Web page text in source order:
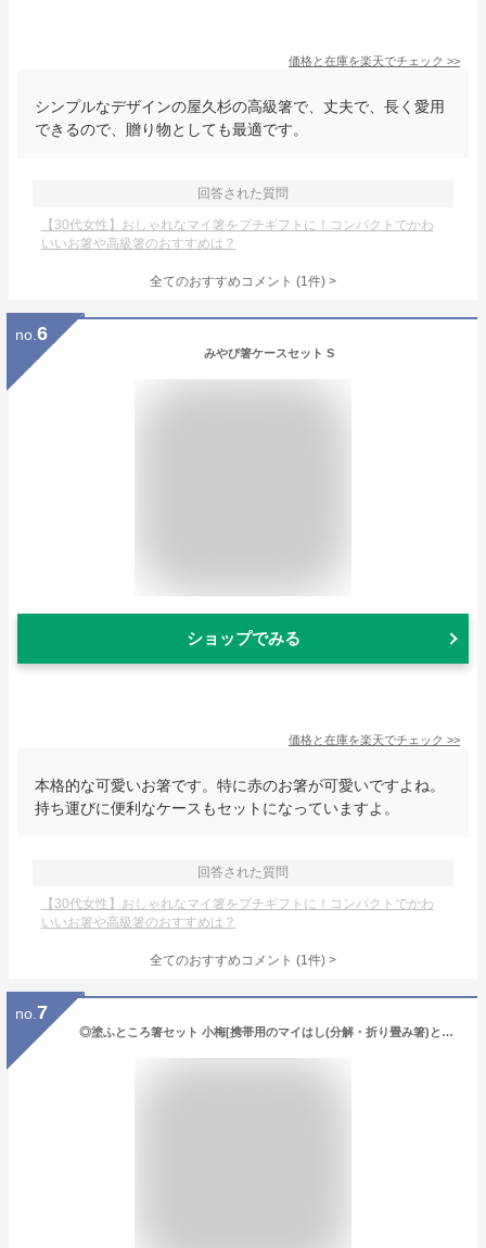
価格と在庫を楽天でチェック >>
シンプルなデザインの屋久杉の高級箸で、丈夫で、長く愛用
できるので、贈り物としても最適です。
回答された質問
【30代女性】おしゃれなマイ箸をプチギフトに！コンパクトでかわ
いいお箸や高級箸のおすすめは？
全てのおすすめコメント (1件) >
no. 6
みやび箸ケースセット S
ショップでみる
価格と在庫を楽天でチェック >>
本格的な可愛いお箸です。特に赤のお箸が可愛いですよね。
持ち運びに便利なケースもセットになっていますよ。
回答された質問
【30代女性】おしゃれなマイ箸をプチギフトに！コンパクトでかわ
いいお箸や高級箸のおすすめは？
全てのおすすめコメント (1件) >
no. 7
◎塗ふところ箸セット 小梅[携帯用のマイはし(分解・折り畳み箸)とはし入れのセット (和風のはし袋/箸入れ/マイ箸 袋/箸袋/ランチはし/折りたたみ箸/コンパクト箸/お弁当お箸)]